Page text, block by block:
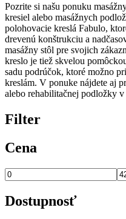
Pozrite si našu ponuku
kresiel alebo masážnych
polohovacie kreslá Fabulo,
drevenú konštrukciu a
masážny stôl pre svojich
kreslo je tiež skvelou
sadu podrúčok, ktoré možno
kreslám. V ponuke nájdete aj
alebo rehabilitačnej podložky
Filter
Cena
Dostupnosť